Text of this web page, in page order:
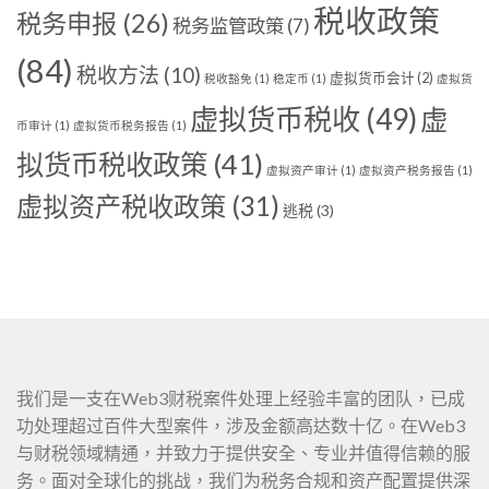
税务申报 (26) 税务监管政策(7) 税收政策
(84) 税收方法 (10) 税收豁免 (1) 稳定币 (1) 虚拟货币会计(2) 虚拟货
币审计 (1) 虚拟货币税务报告 (1) 虚拟货币税收 (49) 虚
拟货币税收政策 (41) 虚拟资产审计 (1) 虚拟资产税务报告 (1)
虚拟资产税收政策 (31) 逃税 (3)
我们是一支在Web3财税案件处理上经验丰富的团队，已成
功处理超过百件大型案件，涉及金额高达数十亿。在Web3
与财税领域精通，并致力于提供安全、专业并值得信赖的服
务。面对全球化的挑战，我们为税务合规和资产配置提供深